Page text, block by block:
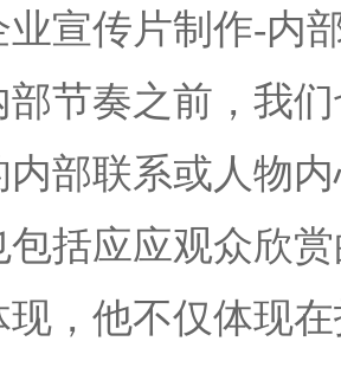
传片制作-内
奏之前，我们
部联系或人物
包括应应观众欣
现，他不仅体现